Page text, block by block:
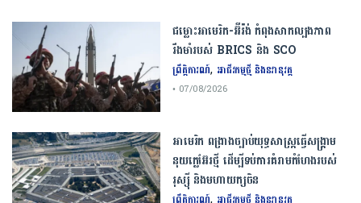
ជម្លោះ​អាមេរិក​-​អ៊ីរ៉ង់​ ​កំពុង​សាកល្បង​ភាព​
រឹងមាំ​របស់​ ​BRICS​ ​និង​ ​SCO​
ព្រឹត្តិការណ៍, អាជីវកម្មថ្មី និងនវានុវត្ត
• 07/08/2026
​អាមេរិក​ ពង្រាងច្បាប់​យុទ្ធសាស្ត្រ​ធ្វើ​សង្គ្រាម​
នុយក្លេអ៊ែរ​ថ្មី ដើម្បីទប់ការគំរាមកំហែងរបស់​
រុស្ស៊ី និងមហាយក្សចិន